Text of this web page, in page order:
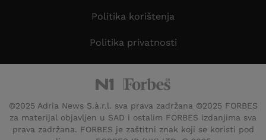
Politika korištenja
Politika privatnosti
©2025 Adria News S.à.r.l. sva prava zadržana ©2025 FORBES
za materijal objavljen u SAD i ostalim FORBES izdanjima sva
prava zadržana. FORBES je zaštitni znak koji se koristi pod